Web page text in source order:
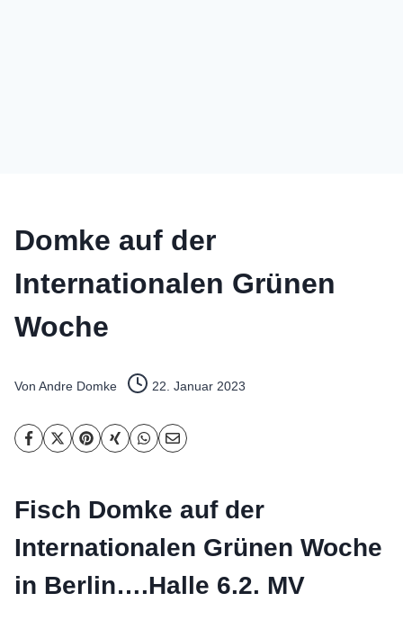
Domke auf der
Internationalen Grünen
Woche
Von Andre Domke 22. Januar 2023
Fisch Domke auf der
Internationalen Grünen Woche
in Berlin….Halle 6.2. MV